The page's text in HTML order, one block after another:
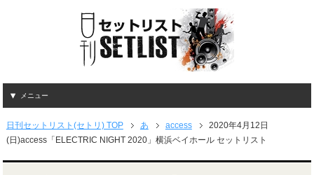
メニュー
日刊セットリスト(セトリ) TOP あ access
2020年4月12日
(日)access「ELECTRIC NIGHT 2020」横浜ベイホール セットリスト